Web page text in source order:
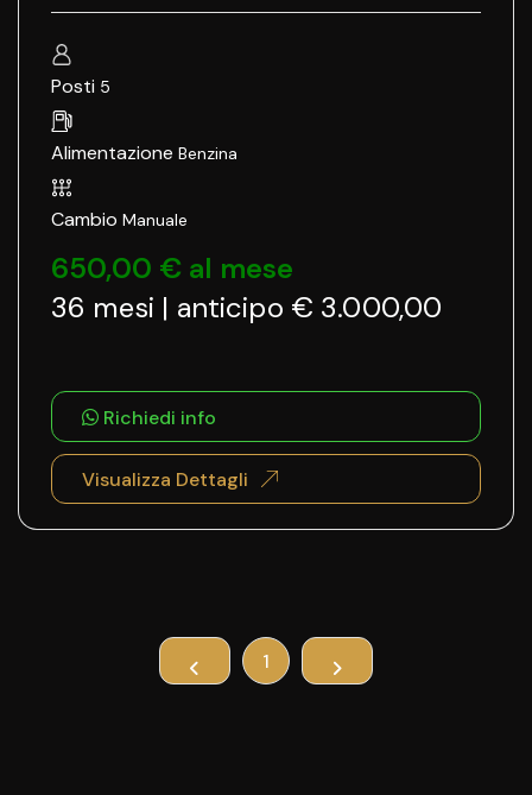
Posti 5
Alimentazione Benzina
Cambio Manuale
650,00 € al mese
36 mesi | anticipo € 3.000,00
Richiedi info
Visualizza Dettagli
1